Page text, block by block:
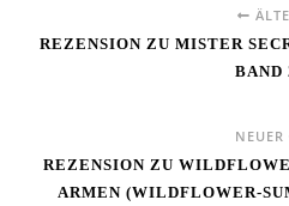
REZENSION ZU MISTER
BAND
NEUER
REZENSION ZU
ARMEN (WILDFLOWER-